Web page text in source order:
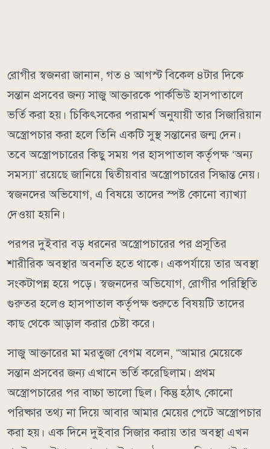
রোগীর স্বজনরা জানান, গত ৪ আগস্ট বিকেল ৪টার দিকে
সন্তান প্রসবের জন্য সাজু আক্তারকে পার্কভিউ হাসপাতালে
ভর্তি করা হয়। চিকিৎসকের পরামর্শ অনুযায়ী তার সিজারিয়ান
অস্ত্রোপচার করা হলে তিনি একটি সুস্থ সন্তানের জন্ম দেন।
তবে অস্ত্রোপচারের কিছু সময় পর হাসপাতাল কর্তৃপক্ষ ‘অন্য
সমস্যা’ রয়েছে জানিয়ে দ্বিতীয়বার অস্ত্রোপচারের সিদ্ধান্ত নেয়।
স্বজনদের অভিযোগ, এ বিষয়ে তাদের স্পষ্ট কোনো ব্যাখ্যা
দেওয়া হয়নি।
পরপর দুইবার বড় ধরনের অস্ত্রোপচারের পর প্রসূতির
শারীরিক অবস্থার অবনতি হতে থাকে। একপর্যায়ে তার অবস্থা
সংকটাপন্ন হয়ে পড়ে। স্বজনদের অভিযোগ, রোগীর পরিস্থিতি
গুরুতর হলেও হাসপাতাল কর্তৃপক্ষ শুরুতে বিষয়টি তাদের
কাছ থেকে আড়াল করার চেষ্টা করে।
সাজু আক্তারের মা মরতুজা বেগম বলেন, “আমার মেয়েকে
সন্তান প্রসবের জন্য এখানে ভর্তি করেছিলাম। প্রথম
অস্ত্রোপচারের পর বাচ্চা ভালো ছিল। কিন্তু হঠাৎ কোনো
পরিষ্কার তথ্য না দিয়ে আবার আমার মেয়ের পেটে অস্ত্রোপচার
করা হয়। এক দিনে দুইবার সিজার করায় তার অবস্থা এখন